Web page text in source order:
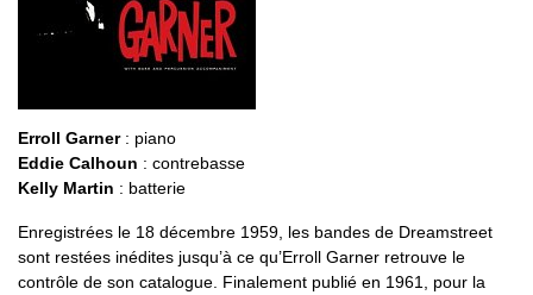
Erroll Garner: piano
Eddie Calhoun : contrebasse
Kelly Martin : batterie
Enregistrées le 18 décembre 1959, les bandes de Dreamstreet
sont restées inédites jusqu’à ce qu’Erroll Garner retrouve le
contrôle de son catalogue. Finalement publié en 1961, pour la